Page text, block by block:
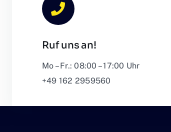
Ruf uns an!
Mo – Fr.: 08:00 – 17:00 Uhr
+49 162 2959560